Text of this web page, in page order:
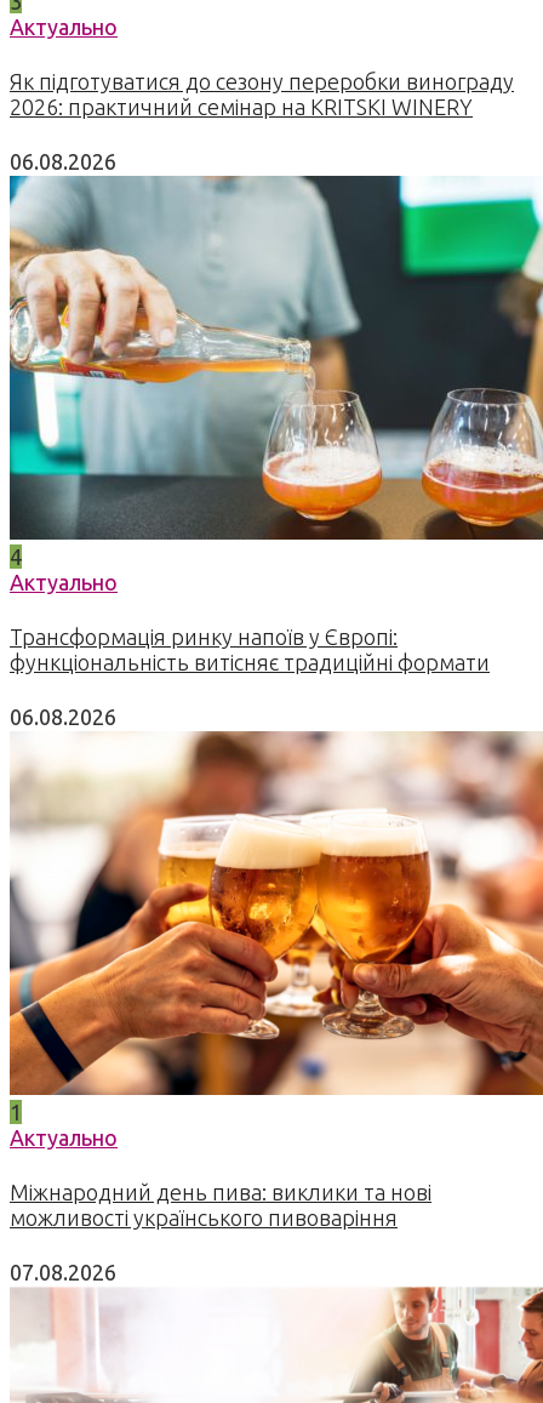
Актуально
Як підготуватися до сезону переробки винограду
2026: практичний семінар на KRITSKI WINERY
06.08.2026
4
Актуально
Трансформація ринку напоїв у Європі:
функціональність витісняє традиційні формати
06.08.2026
1
Актуально
Міжнародний день пива: виклики та нові
можливості українського пивоваріння
07.08.2026